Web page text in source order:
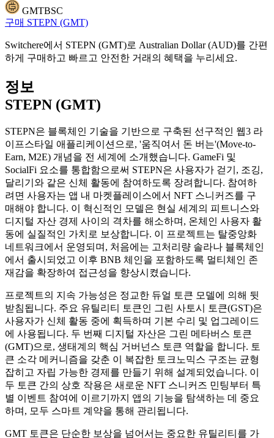
GMTBSC
구매 STEPN (GMT)
Switchere에서 STEPN (GMT)로 Australian Dollar (AUD)를 간편
하게 구매하고 빠르고 안전한 거래의 혜택을 누리세요.
정보
STEPN (GMT)
STEPN은 블록체인 기술을 기반으로 구축된 선구적인 웹3 라
이프스타일 애플리케이션으로, '움직여서 돈 버는'(Move-to-
Earn, M2E) 개념을 전 세계에 소개했습니다. GameFi 및
SocialFi 요소를 통합함으로써 STEPN은 사용자가 걷기, 조깅,
달리기와 같은 신체 활동에 참여하도록 장려합니다. 참여하
려면 사용자는 앱 내 마켓플레이스에서 NFT 스니커즈를 구
매해야 합니다. 이 혁신적인 모델은 현실 세계의 피트니스와
디지털 자산 경제 사이의 격차를 해소하며, 온체인 사용자 활
동에 실질적인 가치로 보상합니다. 이 프로젝트는 탈중앙화
네트워크에서 운영되며, 처음에는 고처리량 솔라나 블록체인
에서 출시되었고 이후 BNB 체인을 포함하도록 멀티체인 존
재감을 확장하여 접근성을 향상시켰습니다.
프로젝트의 지속 가능성은 정교한 듀얼 토큰 모델에 의해 뒷
받침됩니다. 주요 유틸리티 토큰인 그린 사토시 토큰(GST)은
사용자가 신체 활동 중에 획득하며 기본 수리 및 업그레이드
에 사용됩니다. 두 번째 디지털 자산은 그린 메타버스 토큰
(GMT)으로, 생태계의 핵심 거버넌스 토큰 역할을 합니다. 토
큰 소각 메커니즘을 갖춘 이 복잡한 토크노믹스 구조는 균형
잡히고 자립 가능한 경제를 만들기 위해 설계되었습니다. 이
두 토큰 간의 상호 작용은 새로운 NFT 스니커즈 민팅부터 특
별 이벤트 참여에 이르기까지 앱의 기능을 탐색하는 데 중요
하며, 모두 스마트 계약을 통해 관리됩니다.
GMT 토큰은 단순한 보상을 넘어서는 중요한 유틸리티를 가